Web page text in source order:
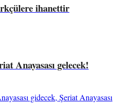
ihanettir
Anayasası gelecek!